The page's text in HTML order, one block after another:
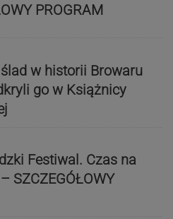
PROGRAM
w historii Browaru
go w Książnicy
Festiwal. Czas na
SZCZEGÓŁOWY